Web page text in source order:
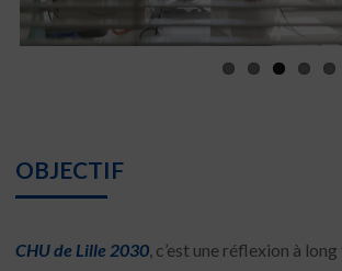
OBJECTIF
CHU de Lille 2030, c’est une réflexion à